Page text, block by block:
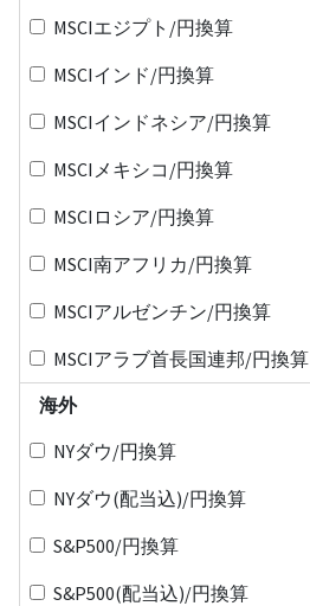
MSCIエジプト/円換算
MSCIインド/円換算
MSCIインドネシア/円換算
MSCIメキシコ/円換算
MSCIロシア/円換算
MSCI南アフリカ/円換算
MSCIアルゼンチン/円換算
MSCIアラブ首長国連邦/円換算
海外
NYダウ/円換算
NYダウ(配当込)/円換算
S&P500/円換算
S&P500(配当込)/円換算